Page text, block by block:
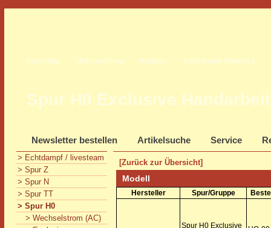
Startseite Unternehmen Kontakt Allgemeine Hinweise
Spur H0 Exclusive
Newsletter bestellen Artikelsuche Service
> Echtdampf / livesteam
> Spur Z
> Spur N
> Spur TT
> Spur H0
> Wechselstrom (AC)
[Zurück zur Übersicht]
Modell
Hersteller Spur/Gruppe
Spur H0 Exclusive